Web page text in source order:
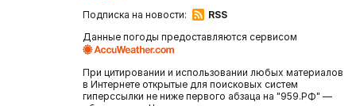
Подписка на новости:
RSS
Данные погоды предоставляются сервисом
При цитировании и использовании любых материалов
в Интернете открытые для поисковых систем
гиперссылки не ниже первого абзаца на "959.РФ" —